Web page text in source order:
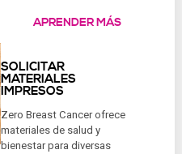
APRENDER MÁS
SOLICITAR
MATERIALES
IMPRESOS
Zero Breast Cancer ofrece
materiales de salud y
bienestar para diversas